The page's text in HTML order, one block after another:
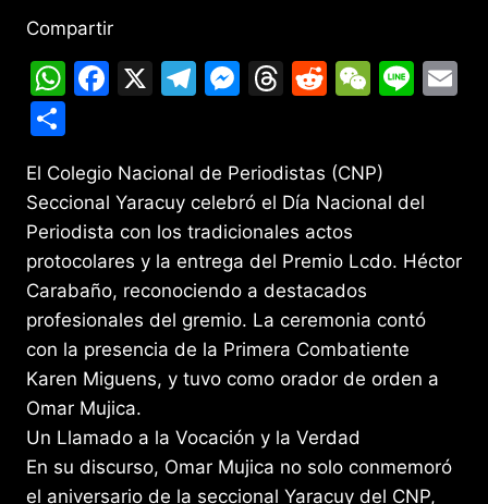
Compartir
W
s
A
p
p
F
e
b
o
o
k
X
T
gr
a
m
M
s
e
n
g
er
T
a
d
s
R
di
t
W
h
at
Li
m
p
ar
tir
El Colegio Nacional de Periodistas (CNP)
Seccional Yaracuy celebró el Día Nacional del
Periodista con los tradicionales actos
protocolares y la entrega del Premio Lcdo. Héctor
Carabaño, reconociendo a destacados
profesionales del gremio. La ceremonia contó
con la presencia de la Primera Combatiente
Karen Miguens, y tuvo como orador de orden a
Omar Mujica.
Un Llamado a la Vocación y la Verdad
En su discurso, Omar Mujica no solo conmemoró
el aniversario de la seccional Yaracuy del CNP,